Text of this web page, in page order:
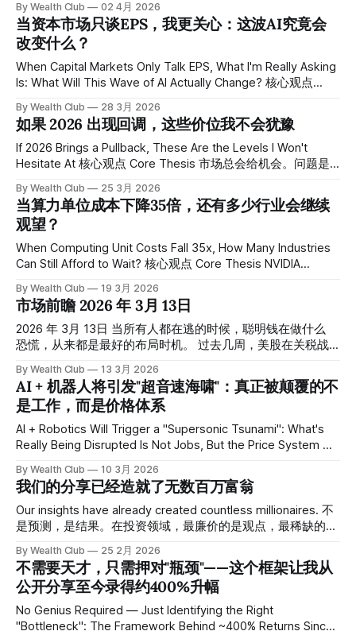
liquidity, not inflation itself. In
的，是AI基础设施的规模与形态。 Elon Musk并不是在“预测未
来”，而是在提前构建支撑未来的工业级系统。 While the
market continues to debate whether AGI will emerge within
five years, what has already changed is the scale and
structure of AI infrastructure.
By Wealth Club 02 4月 2026
当资本市场只谈EPS，我更关心：这波AI究竟会
改变什么？
When Capital Markets Only Talk EPS, What I'm Really Asking
Is: What Will This Wave of AI Actually Change? 核心观点
这些变量确实决定股价节奏。但如果我们只讨论哪些公司会
涨，我们可能正在忽略一个更大的结构性问题：AI 技术爆发，
本质上到底能改变什么？到2026年底，预计将有至少50家 AI
原生企业突破2.5亿美元年度经常性收入，部分企业正逼近10
Valuation models, EPS revisions, computing capacity
By Wealth Club 28 3月 2026
如果 2026 出现回调，这些价位我不会犹豫
If 2026 Brings a Pullback, These Are the Levels I Won't
Hesitate At 核心观点 Core Thesis 市场总会给机会。问题是
2026年以来，科技股已经历了超过五周的连续下跌，主要指
数进入修正区间，部分优质标的已经从高点回落超过10%至
15%。这不是危机，这是机会窗口正在打开。 Markets always
offer opportunities. The question is — when prices actually
fall, have you already defined your entry zones in advance?
By Wealth Club 25 3月 2026
当算力单位成本下降35倍，还有多少行业会继续
观望？
When Computing Unit Costs Fall 35x, How Many Industries
Can Still Afford to Wait? 核心观点 Core Thesis NVIDIA
倍成本降低。重点不在于"又快了一点"，而在于成本结构被改
写。这不是线性升级，这是算力效率曲线的陡峭化。当性能提
升叠加单位成本下降，AI 推理与训练的经济模型就会发生质
变。 NVIDIA's Blackwell Ultra is reported to deliver up to 50x
By Wealth Club 19 3月 2026
市场前瞻 2026 年 3月 13日
2026 年 3月 13日 当所有人都在逃的时候，聪明钱在做什么
恐慌，从来都是最好的布局时机。 过去几周，美股在关税战
局势明朗再说。」 但历史告诉我们，等到局势明朗的时候，
机会早已消失。 关税战的本质：这是谈判，不是终局 这一轮
美中关税冲突已演变成一场高强度的政治角力。美方关税一度
升至145%，中方以125%反制，贸易几乎陷入僵局。但双方随
后达成90天停火协议，美方关税迅速降至30%，市场单日暴涨
件事：这场战争的逻辑从来都不是你死我活，而是各自找到台
阶下。 进入2026年，局面更加复杂。中国扩大了稀土出口管
制范围，白宫明显不希望股市再度崩盘，特朗普本人也公开表
示若中方退让可以收回部分关税。双方都在演戏，但都不想真
正掀桌。 对投资者而言，这意味着什么？恐慌性下跌，是分
批布局的窗口，不是逃跑的信号。 个股前瞻｜$NVDA 如果你
过去两年一直在关注英伟达，你一定对这个剧本不陌生：政策
收紧 → 股价承压 → 市场恐慌
By Wealth Club 13 3月 2026
AI + 机器人将引发"超音速海啸"：真正被颠覆的不
是工作，而是价格体系
AI + Robotics Will Trigger a "Supersonic Tsunami": What's
Really Being Disrupted Is Not Jobs, But the Price System 核
面。但 Elon Musk 的判断更深一层：当人工智能与机器人规模
化结合，生产能力将指数级扩张，而这种扩张速度可能远远超
过货币增长速度。结果不是简单的产业升级，而是价格体系被
重写。Musk 明确表示："如果你拥有 AI 和机器人，商品和服
等速度增加货币供应量。"他预测，这一临界点将在三年内到
来。 Most
By Wealth Club 10 3月 2026
我们的分享已经造就了无数百万富翁
Our insights have already created countless millionaires. 不
是预测，是结果。在投资领域，最廉价的是观点，最稀缺的是
领行动派完成了财富的代际跃迁。 This is not a prediction —
it’s a result. In investing, opinions are the cheapest
commodity, while results are the rarest. While most people
are still questioning whether the market is a bubble, Wealth
By Wealth Club 25 2月 2026
不需要天才，只需押对"瓶颈"——这个框架让我从
公开分享至今录得约400%升幅
No Genius Required — Just Identifying the Right
"Bottleneck": The Framework Behind ~400% Returns Since